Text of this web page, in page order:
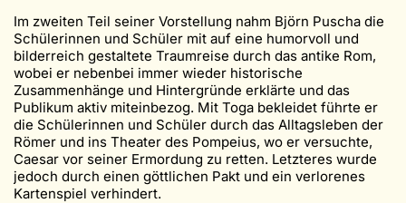
Im zweiten Teil seiner Vorstellung nahm Björn Puscha die
Schülerinnen und Schüler mit auf eine humorvoll und
bilderreich gestaltete Traumreise durch das antike Rom,
wobei er nebenbei immer wieder historische
Zusammenhänge und Hintergründe erklärte und das
Publikum aktiv miteinbezog. Mit Toga bekleidet führte er
die Schülerinnen und Schüler durch das Alltagsleben der
Römer und ins Theater des Pompeius, wo er versuchte,
Caesar vor seiner Ermordung zu retten. Letzteres wurde
jedoch durch einen göttlichen Pakt und ein verlorenes
Kartenspiel verhindert.